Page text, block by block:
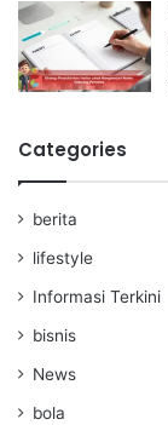
Categories
berita
lifestyle
Informasi Terkini
bisnis
News
bola